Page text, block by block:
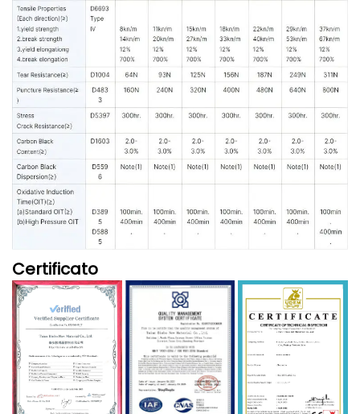
Certificato